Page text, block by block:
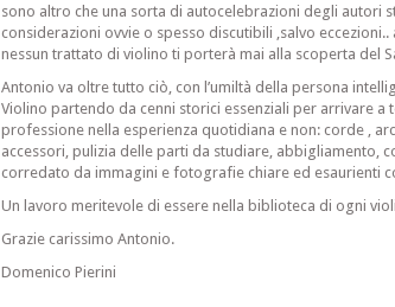
sono altro che una sorta di autocelebrazioni degli autori
considerazioni ovvie o spesso discutibili ,salvo eccezioni..
nessun trattato di violino ti porterà mai alla scoperta del
Antonio va oltre tutto ciò, con l’umiltà della persona
Violino partendo da cenni storici essenziali per arrivare a
professione nella esperienza quotidiana e non: corde ,
accessori, pulizia delle parti da studiare, abbigliamento,
corredato da immagini e fotografie chiare ed esaurienti
Un lavoro meritevole di essere nella biblioteca di ogni
Grazie carissimo Antonio.
Domenico Pierini